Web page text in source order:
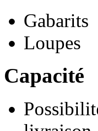
Gabarits
Loupes
Capacité